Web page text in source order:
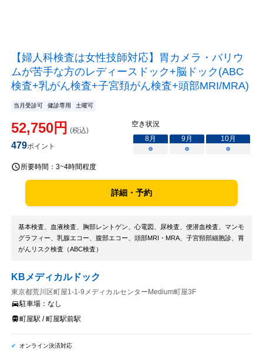
【婦人科検査は女性技師対応】胃カメラ・バリウ
ムが苦手な方のレディースドック+脳ドック(ABC
検査+乳がん検査+子宮頚がん検査+頭部MRI/MRA)
当月受診可 健診専用 土曜可
52,750円 (税込)
479ポイント
空き状況
8月 9月 10月
○
○ ○
所要時間： 3~4時間程度
詳細・予約
基本検査、血液検査、胸部レントゲン、心電図、尿検査、便潜血検査、マンモ
グラフィー、乳腺エコー、腹部エコー、頭部MRI・MRA、子宮頸部細胞診、胃
がんリスク検査（ABC検査）
KBメディカルドック
東京都荒川区町屋1-1-9メディカルセンターMedium町屋3F
駐車場： なし
町屋駅 / 町屋駅前駅
オンライン決済対応